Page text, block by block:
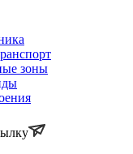
зоны